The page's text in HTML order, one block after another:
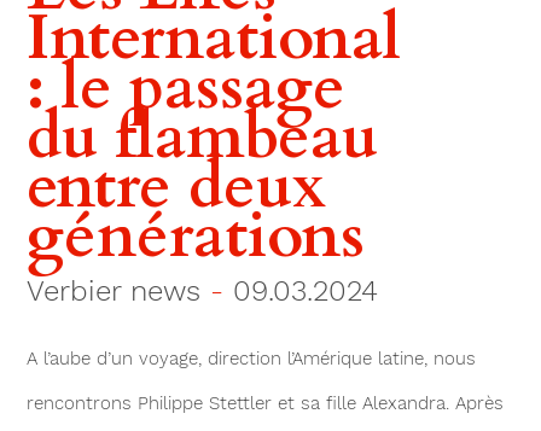
International
: le passage
du flambeau
entre deux
générations
Verbier news - 09.03.2024
A l’aube d’un voyage, direction l’Amérique latine, nous
rencontrons Philippe Stettler et sa fille Alexandra. Après